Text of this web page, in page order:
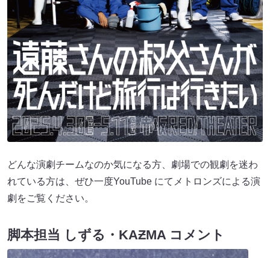
どんな演劇チームなのか気になる方、劇場での観劇を迷わ
れている方は、ぜひ一度YouTube にてメトロンズによる演
劇をご覧ください。
脚本担当 しずる・KAƵMA コメント